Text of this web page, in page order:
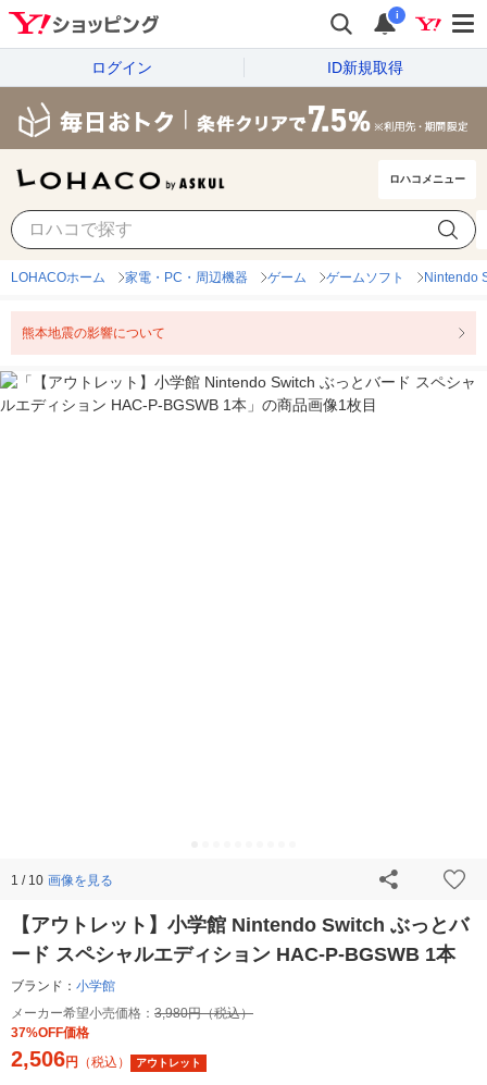
i
ログイン ID新規取得
ロハコメニュー
LOHACOホーム 家電・PC・周辺機器 ゲーム ゲームソフト Nintendo
熊本地震の影響について
1 / 10 画像を見る
【アウトレット】小学館 Nintendo Switch ぶっとバ
ード スペシャルエディション HAC-P-BGSWB 1本
ブランド： 小学館
メーカー希望小売価格： 3,980円（税込）
37%OFF価格
2,506円 （税込） アウトレット